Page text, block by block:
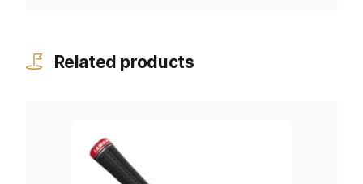
Related products